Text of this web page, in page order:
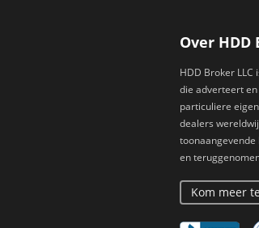
Over HDD
HDD Broker LLC
die adverteert
particuliere
dealers
en
Kom meer